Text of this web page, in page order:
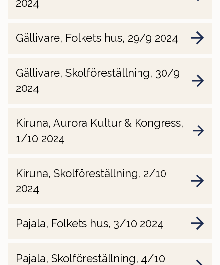
2024
Gällivare, Folkets hus, 29/9 2024
Gällivare, Skolföreställning, 30/9
2024
Kiruna, Aurora Kultur & Kongress,
1/10 2024
Kiruna, Skolföreställning, 2/10
2024
Pajala, Folkets hus, 3/10 2024
Pajala, Skolföreställning, 4/10